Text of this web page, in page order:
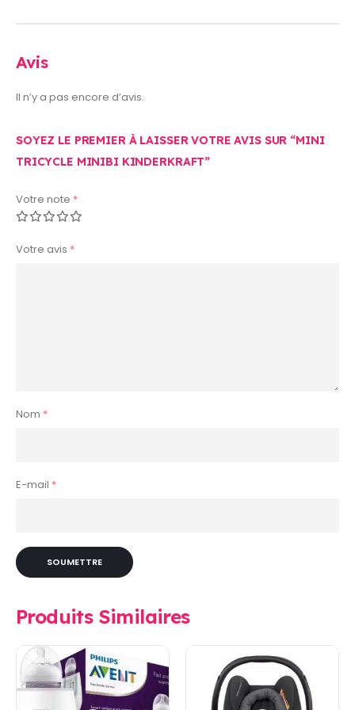
Avis
Il n’y a pas encore d’avis.
SOYEZ LE PREMIER À LAISSER VOTRE AVIS SUR “MINI
TRICYCLE MINIBI KINDERKRAFT”
Votre note *
Votre avis *
Nom *
E-mail *
Produits Similaires